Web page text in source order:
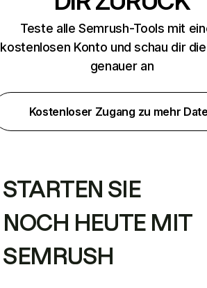
Teste alle Semrush-Tools mit
kostenlosen Konto und schau dir
genauer an
Kostenloser Zugang zu mehr
STARTEN SIE
NOCH HEUTE MIT
SEMRUSH